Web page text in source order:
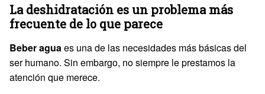
La deshidratación es un problema más
frecuente de lo que parece
Beber aguaes una de las necesidades más básicas del
ser humano. Sin embargo, no siempre le prestamos la
atención que merece.